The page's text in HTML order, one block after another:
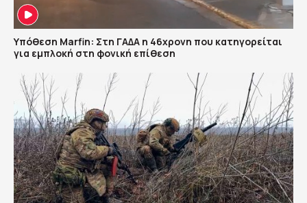
Υπόθεση Marfin: Στη ΓΑΔΑ η 46χρονη που κατηγορείται
για εμπλοκή στη φονική επίθεση